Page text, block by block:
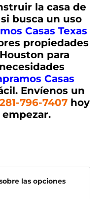
la casa de
busca un uso
Casas Texas
propiedades
Houston para
Casas
Envíenos un
281-796-7407 hoy
las opciones